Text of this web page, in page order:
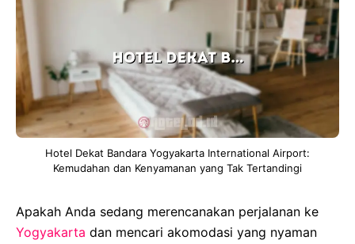
Hotel Dekat Bandara Yogyakarta International Airport:
Kemudahan dan Kenyamanan yang Tak Tertandingi
Apakah Anda sedang merencanakan perjalanan ke
Yogyakarta dan mencari akomodasi yang nyaman